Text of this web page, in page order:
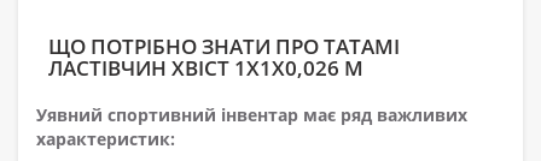
ЩО ПОТРІБНО ЗНАТИ ПРО ТАТАМІ
ЛАСТІВЧИН ХВІСТ 1X1X0,026 М
Уявний спортивний інвентар має ряд важливих
характеристик: